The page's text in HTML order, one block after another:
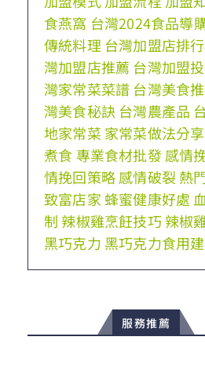
食燕窩 台灣2024食品導
傳統料理 台灣加盟店排
灣加盟店推薦 台灣加盟
灣家常菜菜譜 台灣美食
灣美食秘訣 台灣農產品
地家常菜 家常菜做法分享
煮食 專業食材批發 感情
情挽回策略感情破裂 熱
致富店家 蜂蜜健康好處
制 辣椒雞烹飪技巧辣椒
黑巧克力 黑巧克力食用
服務推薦